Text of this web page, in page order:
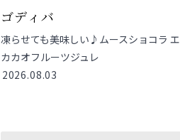
ゴディバ
凍らせても美味しい♪ムースショコラ エ
カカオフルーツジュレ
2026.08.03